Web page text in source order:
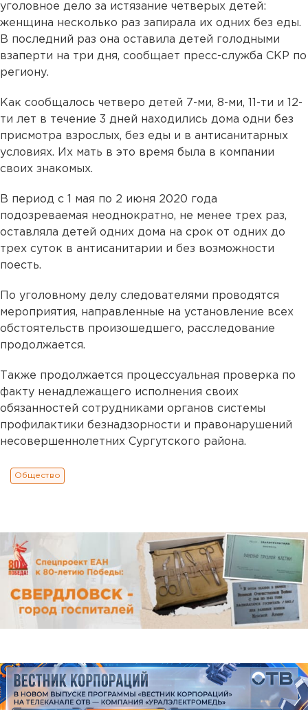
уголовное дело за истязание четверых детей:
женщина несколько раз запирала их одних без еды.
В последний раз она оставила детей голодными
взаперти на три дня, сообщает пресс-служба СКР по
региону.
Как сообщалось четверо детей 7-ми, 8-ми, 11-ти и 12-
ти лет в течение 3 дней находились дома одни без
присмотра взрослых, без еды и в антисанитарных
условиях. Их мать в это время была в компании
своих знакомых.
В период с 1 мая по 2 июня 2020 года
подозреваемая неоднократно, не менее трех раз,
оставляла детей одних дома на срок от одних до
трех суток в антисанитарии и без возможности
поесть.
По уголовному делу следователями проводятся
мероприятия, направленные на установление всех
обстоятельств произошедшего, расследование
продолжается.
Также продолжается процессуальная проверка по
факту ненадлежащего исполнения своих
обязанностей сотрудниками органов системы
профилактики безнадзорности и правонарушений
несовершеннолетних Сургутского района.
Общество